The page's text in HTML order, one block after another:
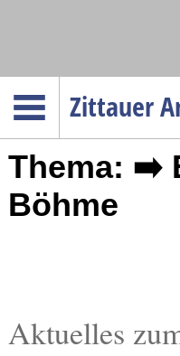
Zittauer
Menüpunkte
Startseite
Gesellschaft
Gesundheit
Thema: ➡️
Böhme
Aktuelles